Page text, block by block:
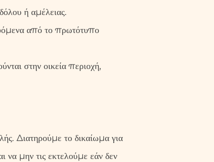
ή αμέλειας.
από το πρωτότυπο
στην οικεία περιοχή,
Διατηρούμε το δικαίωμα για
να μην τις εκτελούμε εάν δεν